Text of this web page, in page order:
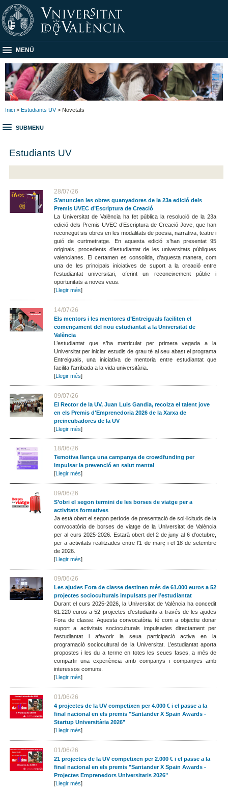
MENÚ
Inici > Estudiants UV> Novetats
SUBMENU
Estudiants UV
28/07/26
S’anuncien les obres guanyadores de la 23a edició dels
Premis UVEC d’Escriptura de Creació
La Universitat de València ha fet pública la resolució de la 23a
edició dels Premis UVEC d’Escriptura de Creació Jove, que han
reconegut sis obres en les modalitats de poesia, narrativa, teatre i
guió de curtmetratge. En aquesta edició s’han presentat 95
originals, procedents d’estudiantat de les universitats públiques
valencianes. El certamen es consolida, d’aquesta manera, com
una de les principals iniciatives de suport a la creació entre
l’estudiantat universitari, oferint un reconeixement públic i
oportunitats a noves veus.
[Llegir més]
14/07/26
Els mentors i les mentores d’Entreiguals faciliten el
començament del nou estudiantat a la Universitat de
València
L’estudiantat que s’ha matriculat per primera vegada a la
Universitat per iniciar estudis de grau té al seu abast el programa
Entreiguals, una iniciativa de mentoria entre estudiantat que
facilita l’arribada a la vida universitària.
[Llegir més]
09/07/26
El Rector de la UV, Juan Luis Gandia, recolza el talent jove
en els Premis d'Emprenedoria 2026 de la Xarxa de
preincubadores de la UV
[Llegir més]
18/06/26
Temotiva llança una campanya de crowdfunding per
impulsar la prevenció en salut mental
[Llegir més]
09/06/26
S’obri el segon termini de les borses de viatge per a
activitats formatives
Ja està obert el segon període de presentació de sol·licituds de la
convocatòria de borses de viatge de la Universitat de València
per al curs 2025-2026. Estarà obert del 2 de juny al 6 d’octubre,
per a activitats realitzades entre l’1 de març i el 18 de setembre
de 2026.
[Llegir més]
09/06/26
Les ajudes Fora de classe destinen més de 61.000 euros a 52
projectes socioculturals impulsats per l’estudiantat
Durant el curs 2025-2026, la Universitat de València ha concedit
61.220 euros a 52 projectes d’estudiants a través de les ajudes
Fora de classe. Aquesta convocatòria té com a objectiu donar
suport a activitats socioculturals impulsades directament per
l’estudiantat i afavorir la seua participació activa en la
programació sociocultural de la Universitat. L’estudiantat aporta
propostes i les du a terme en totes les seues fases, a més de
compartir una experiència amb companys i companyes amb
interessos comuns.
[Llegir més]
01/06/26
4 projectes de la UV competixen per 4.000 € i el passe a la
final nacional en els premis "Santander X Spain Awards -
Startup Universitària 2026"
[Llegir més]
01/06/26
21 projectes de la UV competixen per 2.000 € i el passe a la
final nacional en els premis "Santander X Spain Awards -
Projectes Emprenedors Universitaris 2026"
[Llegir més]